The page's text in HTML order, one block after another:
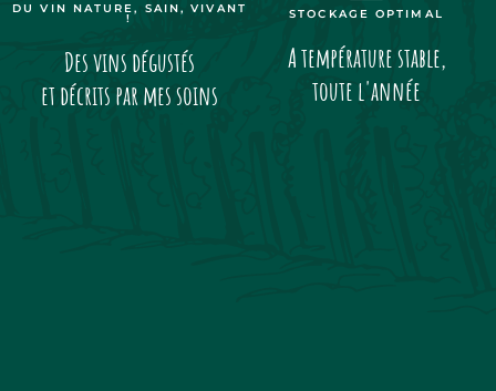
DU VIN NATURE, SAIN, VIVANT
!
Des vins dégustés
et décrits par mes soins
STOCKAGE OPTIMAL
A température stable,
toute l'année